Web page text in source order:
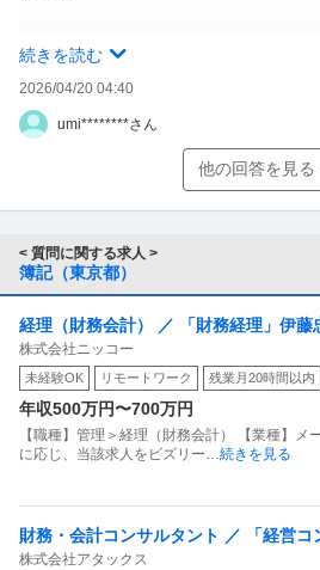
大原学園には非常にわかりにくく
（ホームページの最下部に小さな
います）
https://www.o-hara.ac.jp/about/
2.修学支援新制度に関連する情報
ス)
https://www.o-hara.ac.jp/about/joho/
3.情報公開・学校関係者評価につ
https://www.o-hara.ac.jp/about/hyoka
リンク先から監査法人への就職実
ださい
続きを読む
2026/04/20 04:40
umi********さん
他の回答を見る
< 質問に関する求人 >
簿記（東京都）
経理（財務会計） ／ 「財務経理」伊藤
資格を活かして日常経理から「連結決
つ／チーム体制／残業10h
株式会社ニッコー
未経験OK リモートワーク 残業月20時間以内
年収500万円〜700万円
【職種】管理＞経理（財務会計） 【業種】
に応じ、当該求人をビズリー…続きを見る
財務・会計コンサルタント ／ 「経営
を活用した創造性あふれる仕事を〜
株式会社アタックス